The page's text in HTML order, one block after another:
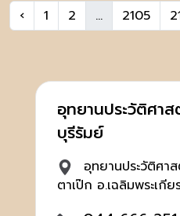
‹ 1 2 ... 2105
อุทยานประวัติศา
บุรีรัมย์
อุทยานประวัติศา
ตาเป๊ก อ.เฉลิมพระเกี